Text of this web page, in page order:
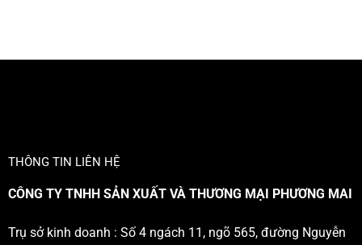
THÔNG TIN LIÊN HỆ
CÔNG TY TNHH SẢN XUẤT VÀ THƯƠNG MẠI PHƯƠNG MAI
Trụ sở kinh doanh : Số 4 ngách 11, ngõ 565, đường Nguyễn